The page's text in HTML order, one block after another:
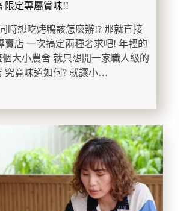
限定專屬賞味!!
時想吃烤鴨該怎麼辦!? 那就直接
賣店 一次搞定兩種奢求吧! 年輕的
大小農舍 就只想開一家職人級的
究竟味道如何? 就讓小…